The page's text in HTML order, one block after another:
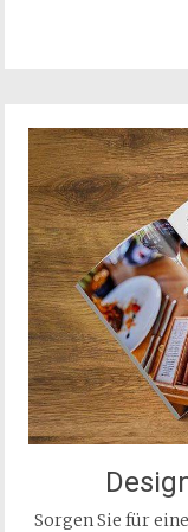
Sorgen Sie für